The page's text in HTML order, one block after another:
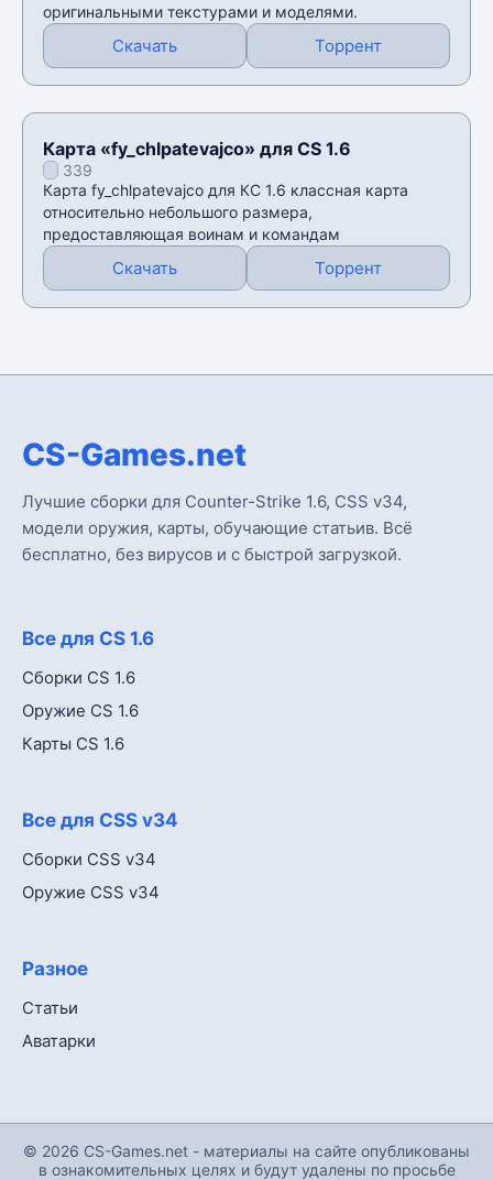
оригинальными текстурами и моделями.
Скачать Торрент
Карта «fy_chlpatevajco» для CS 1.6
339
Карта fy_chlpatevajco для КС 1.6 классная карта
относительно небольшого размера,
предоставляющая воинам и командам
Скачать Торрент
CS-Games.net
Лучшие сборки для Counter-Strike 1.6, CSS v34,
модели оружия, карты, обучающие статьив. Всё
бесплатно, без вирусов и с быстрой загрузкой.
Все для CS 1.6
Сборки CS 1.6
Оружие CS 1.6
Карты CS 1.6
Все для CSS v34
Сборки CSS v34
Оружие CSS v34
Разное
Статьи
Аватарки
© 2026 CS-Games.net - материалы на сайте опубликованы
в ознакомительных целях и будут удалены по просьбе